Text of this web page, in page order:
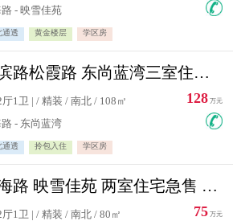
- 映雪佳苑
通透 黄金楼层 学区房
河滨路松霞路 东尚蓝湾三室住宅急售
厅1卫 | / 精装 / 南北 / 108㎡
- 东尚蓝湾
通透 拎包入住 学区房
128 万元
福海路 映雪佳苑 两室住宅急售 可公积金贷款
厅1卫 | / 精装 / 南北 / 80㎡
75 万元